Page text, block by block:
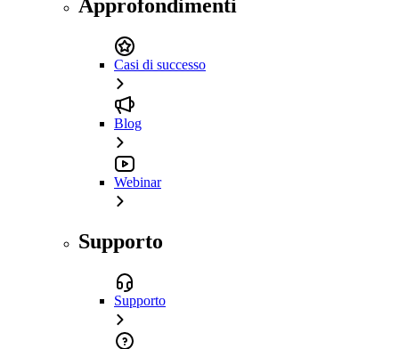
Approfondimenti
Casi di successo
Blog
Webinar
Supporto
Supporto